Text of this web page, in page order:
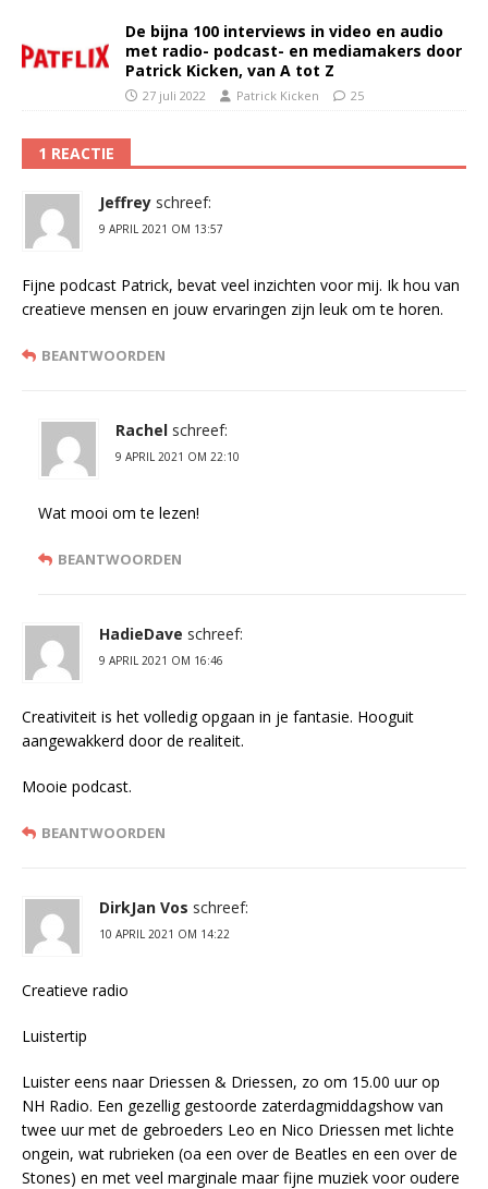
De bijna 100 interviews in video en audio
met radio- podcast- en mediamakers door
Patrick Kicken, van A tot Z
27 juli 2022 Patrick Kicken 25
1 REACTIE
Jeffrey schreef:
9 APRIL 2021 OM 13:57
Fijne podcast Patrick, bevat veel inzichten voor mij. Ik hou van
creatieve mensen en jouw ervaringen zijn leuk om te horen.
BEANTWOORDEN
Rachel schreef:
9 APRIL 2021 OM 22:10
Wat mooi om te lezen!
BEANTWOORDEN
HadieDave schreef:
9 APRIL 2021 OM 16:46
Creativiteit is het volledig opgaan in je fantasie. Hooguit
aangewakkerd door de realiteit.
Mooie podcast.
BEANTWOORDEN
DirkJan Vos schreef:
10 APRIL 2021 OM 14:22
Creatieve radio
Luistertip
Luister eens naar Driessen & Driessen, zo om 15.00 uur op
NH Radio. Een gezellig gestoorde zaterdagmiddagshow van
twee uur met de gebroeders Leo en Nico Driessen met lichte
ongein, wat rubrieken (oa een over de Beatles en een over de
Stones) en met veel marginale maar fijne muziek voor oudere